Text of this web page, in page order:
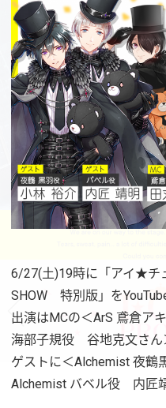
6/27(土)19時に「アイ★チ
SHOW 特別版」を
出演はMCの＜ArS 鳶倉ア
海部子規役 谷地克文さん
ゲストに＜Alchemist 夜
Alchemist バベル役 内匠